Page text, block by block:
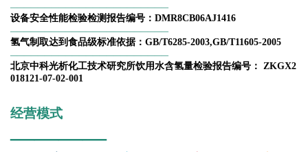
———————————————————————
设备安全性能检验检测报告编号：DMR8CB06AJ1416
———————————————————————
氢气制取达到食品级标准依据：GB/T6285-2003,GB/T11605-2005
———————————————————————
北京中科光析化工技术研究所饮用水含氢量检验报告编号： ZKGX2
018121-07-02-001
经营模式
————